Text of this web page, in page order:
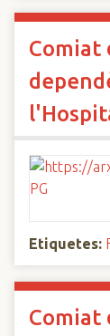
Comiat
Etiquetes:
Comiat